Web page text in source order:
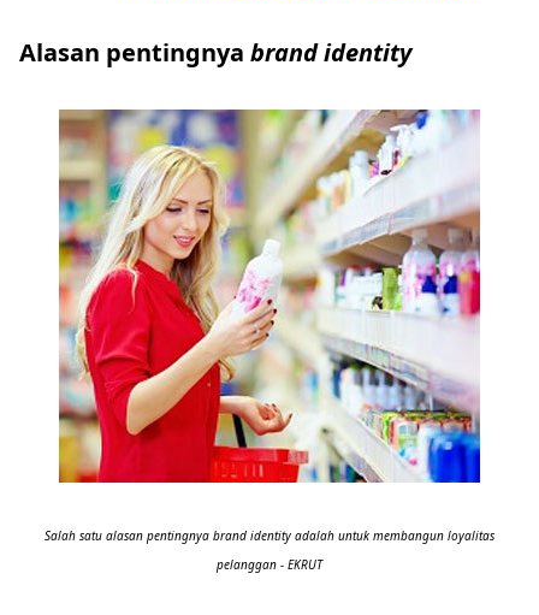
Alasan pentingnya brand identity
Salah satu alasan pentingnya brand identity adalah untuk membangun loyalitas
pelanggan - EKRUT